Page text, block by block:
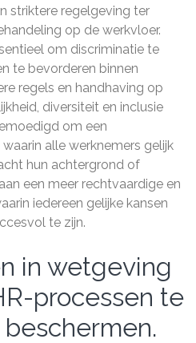
striktere regelgeving ter
op de werkvloer.
om discriminatie te
te bevorderen binnen
regels en handhaving op
diversiteit en inclusie
om een
alle werknemers gelijk
hun achtergrond of
een meer rechtvaardige en
iedereen gelijke kansen
te zijn.
in wetgeving
processen te